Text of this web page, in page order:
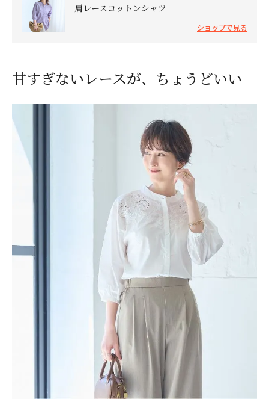
肩レースコットンシャツ
ショップで見る
甘すぎないレースが、ちょうどいい